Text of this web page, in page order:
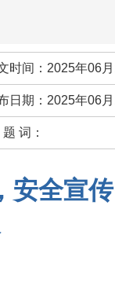
时间：2025年06月
日期：2025年06月
词：
安全宣